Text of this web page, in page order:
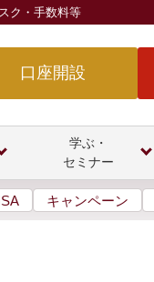
口座開設
ク・手数料等
学ぶ・
セミナー
キャンペーン